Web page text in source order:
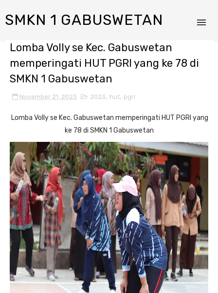
SMKN 1 GABUSWETAN
Lomba Volly se Kec. Gabuswetan
memperingati HUT PGRI yang ke 78 di
SMKN 1 Gabuswetan
November 21, 2023 2023, hut, pgri
Lomba Volly se Kec. Gabuswetan memperingati HUT PGRI yang
ke 78 di SMKN 1 Gabuswetan